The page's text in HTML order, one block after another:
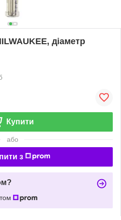
діаметр
Купити
або
з